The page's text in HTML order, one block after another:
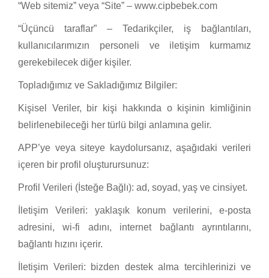
“Web sitemiz” veya “Site” – www.cipbebek.com
“Üçüncü taraflar” – Tedarikçiler, iş bağlantıları,
kullanıcılarımızın personeli ve iletişim kurmamız
gerekebilecek diğer kişiler.
Topladığımız ve Sakladığımız Bilgiler:
Kişisel Veriler, bir kişi hakkında o kişinin kimliğinin
belirlenebileceği her türlü bilgi anlamına gelir.
APP’ye veya siteye kaydolursanız, aşağıdaki verileri
içeren bir profil oluşturursunuz:
Profil Verileri (İsteğe Bağlı): ad, soyad, yaş ve cinsiyet.
İletişim Verileri: yaklaşık konum verilerini, e-posta
adresini, wi-fi adını, internet bağlantı ayrıntılarını,
bağlantı hızını içerir.
İletişim Verileri: bizden destek alma tercihlerinizi ve